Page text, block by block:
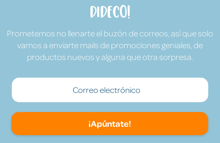
Dideco!
Prometemos no llenarte el buzón de correos, así que solo
vamos a enviarte mails de promociones geniales, de
productos nuevos y alguna que otra sorpresa.
¡Apúntate!